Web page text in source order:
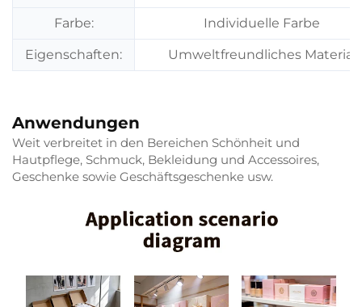
Farbe: Individuelle Farbe
Eigenschaften: Umweltfreundliches Material
Anwendungen
Weit verbreitet in den Bereichen Schönheit und
Hautpflege, Schmuck, Bekleidung und Accessoires,
Geschenke sowie Geschäftsgeschenke usw.